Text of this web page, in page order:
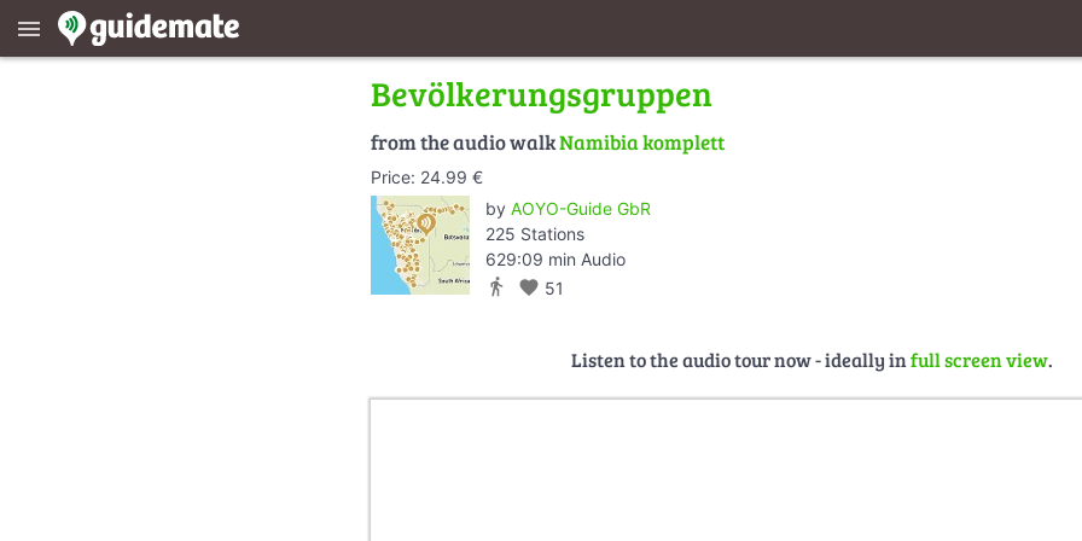
menu
Bevölkerungsgruppen
from the audio walkNamibia komplett
Price: 24.99 €
by AOYO-Guide GbR
225 Stations
629:09 min Audio
directions_walk favorite 51
Listen to the audio tour now - ideally infull screen view.